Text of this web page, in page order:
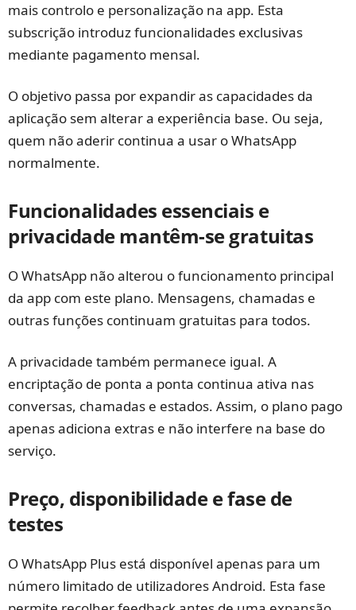
mais controlo e personalização na app. Esta
subscrição introduz funcionalidades exclusivas
mediante pagamento mensal.
O objetivo passa por expandir as capacidades da
aplicação sem alterar a experiência base. Ou seja,
quem não aderir continua a usar o WhatsApp
normalmente.
Funcionalidades essenciais e
privacidade mantêm-se gratuitas
O WhatsApp não alterou o funcionamento principal
da app com este plano. Mensagens, chamadas e
outras funções continuam gratuitas para todos.
A privacidade também permanece igual. A
encriptação de ponta a ponta continua ativa nas
conversas, chamadas e estados. Assim, o plano pago
apenas adiciona extras e não interfere na base do
serviço.
Preço, disponibilidade e fase de
testes
O WhatsApp Plus está disponível apenas para um
número limitado de utilizadores Android. Esta fase